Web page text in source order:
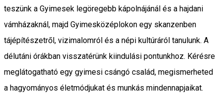
teszünk a Gyimesek legöregebb kápolnájánál és a hajdani
vámházaknál, majd Gyimesközéplokon egy skanzenben
tájépítészetről, vizimalomról és a népi kultúráról tanulunk. A
délutáni órákban visszatérünk kiindulási pontunkhoz. Kérésre
meglátogatható egy gyimesi csángó család, megismerheted
a hagyományos életmódjukat és munkás mindennapjaikat.